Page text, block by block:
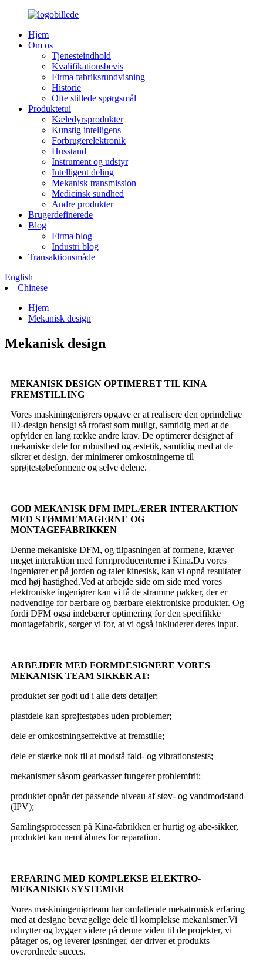
Hjem
Om os
Tjenesteindhold
Kvalifikationsbevis
Firma fabriksrundvisning
Historie
Ofte stillede spørgsmål
Produktetui
Kæledyrsprodukter
Kunstig intelligens
Forbrugerelektronik
Husstand
Instrument og udstyr
Intelligent deling
Mekanisk transmission
Medicinsk sundhed
Andre produkter
Brugerdefinerede
Blog
Firma blog
Industri blog
Transaktionsmåde
English
Chinese
Hjem
Mekanisk design
Mekanisk design
MEKANISK DESIGN OPTIMERET TIL KINA
FREMSTILLING
Vores maskiningeniørers opgave er at realisere den oprindelige
ID-design hensigt så trofast som muligt, samtidig med at de
opfylder en lang række andre krav. De optimerer designet af
mekaniske dele for robusthed og æstetik, samtidig med at de
sikrer et design, der minimerer omkostningerne til
sprøjtestøbeformene og selve delene.
GOD MEKANISK DFM IMPLÆRER INTERAKTION
MED STØMMEMAGERNE OG
MONTAGEFABRIKKEN
Denne mekaniske DFM, og tilpasningen af ​​formene, kræver
meget interaktion med formproducenterne i Kina.Da vores
ingeniører er på jorden og taler kinesisk, kan vi opnå resultater
med høj hastighed.Ved at arbejde side om side med vores
elektroniske ingeniører kan vi få de stramme pakker, der er
nødvendige for bærbare og bærbare elektroniske produkter. Og
fordi DFM også indebærer optimering for den specifikke
montagefabrik, sørger vi for, at vi også inkluderer deres input.
ARBEJDER MED FORMDESIGNERE VORES
MEKANISK TEAM SIKKER AT:
produktet ser godt ud i alle dets detaljer;
plastdele kan sprøjtestøbes uden problemer;
dele er omkostningseffektive at fremstille;
dele er stærke nok til at modstå fald- og vibrationstests;
mekanismer såsom gearkasser fungerer problemfrit;
produktet opnår det passende niveau af støv- og vandmodstand
(IPV);
Samlingsprocessen på Kina-fabrikken er hurtig og abe-sikker,
produktet kan nemt åbnes for reparation.
ERFARING MED KOMPLEKSE ELEKTRO-
MEKANISKE SYSTEMER
Vores maskiningeniørteam har omfattende mekatronisk erfaring
med at designe bevægelige dele til komplekse mekanismer.Vi
udnytter og bygger videre på denne viden til de projekter, vi
påtager os, og leverer løsninger, der driver et produkts
overordnede succes.